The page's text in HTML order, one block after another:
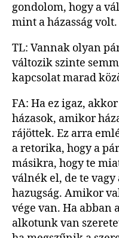
gondolom, hogy a
mint a házasság volt.
TL: Vannak olyan
változik szinte
kapcsolat marad
FA: Ha ez igaz,
házasok, amikor
rájöttek. Ez arra
a retorika, hogy a
másikra, hogy te
válnék el, de te
hazugság. Amikor
vége van. Ha
alkotunk van